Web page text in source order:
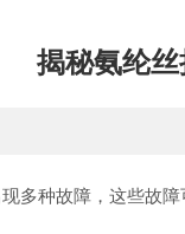
揭秘氨纶
多种故障，这些故